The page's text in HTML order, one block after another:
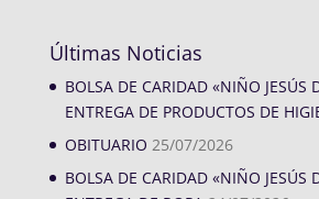
Últimas Noticias
BOLSA DE CARIDAD «NIÑO JESÚS
ENTREGA DE PRODUCTOS DE
OBITUARIO 25/07/2026
BOLSA DE CARIDAD «NIÑO JESÚS